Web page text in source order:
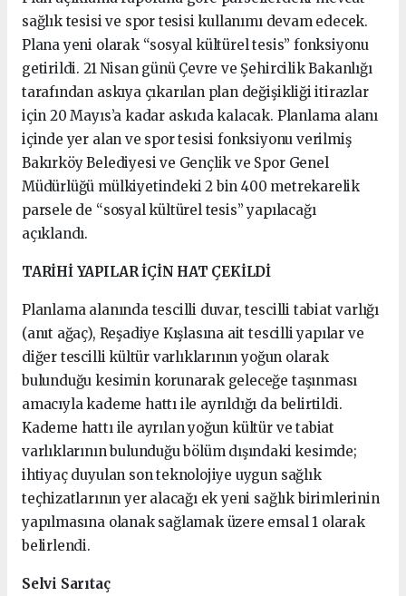
sağlık tesisi ve spor tesisi kullanımı devam edecek.
Plana yeni olarak “sosyal kültürel tesis” fonksiyonu
getirildi. 21 Nisan günü Çevre ve Şehircilik Bakanlığı
tarafından askıya çıkarılan plan değişikliği itirazlar
için 20 Mayıs’a kadar askıda kalacak. Planlama alanı
içinde yer alan ve spor tesisi fonksiyonu verilmiş
Bakırköy Belediyesi ve Gençlik ve Spor Genel
Müdürlüğü mülkiyetindeki 2 bin 400 metrekarelik
parsele de “sosyal kültürel tesis” yapılacağı
açıklandı.
TARİHİ YAPILAR İÇİN HAT ÇEKİLDİ
Planlama alanında tescilli duvar, tescilli tabiat varlığı
(anıt ağaç), Reşadiye Kışlasına ait tescilli yapılar ve
diğer tescilli kültür varlıklarının yoğun olarak
bulunduğu kesimin korunarak geleceğe taşınması
amacıyla kademe hattı ile ayrıldığı da belirtildi.
Kademe hattı ile ayrılan yoğun kültür ve tabiat
varlıklarının bulunduğu bölüm dışındaki kesimde;
ihtiyaç duyulan son teknolojiye uygun sağlık
teçhizatlarının yer alacağı ek yeni sağlık birimlerinin
yapılmasına olanak sağlamak üzere emsal 1 olarak
belirlendi.
Selvi Sarıtaç